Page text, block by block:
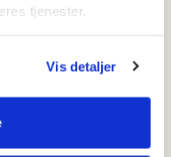
tjenester.
Vis detaljer
om